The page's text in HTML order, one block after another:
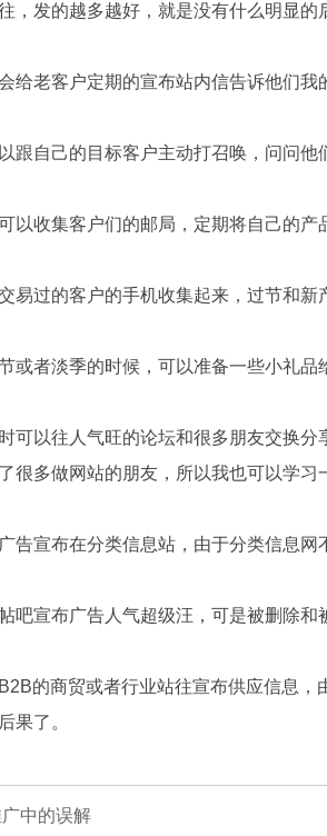
，发的越多越好，就是没有什么明显的
老客户定期的宣布站内信告诉他们我
自己的目标客户主动打召唤，问问他
收集客户们的邮局，定期将自己的产
过的客户的手机收集起来，过节和新
者淡季的时候，可以准备一些小礼品
以往人气旺的论坛和很多朋友交换分
很多做网站的朋友，所以我也可以学习
宣布在分类信息站，由于分类信息网
宣布广告人气超级汪，可是被删除和
的商贸或者行业站往宣布供应信息，由
果了。
中的误解